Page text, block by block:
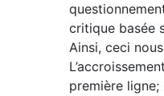
critique basée
Ainsi, ceci
première ligne;